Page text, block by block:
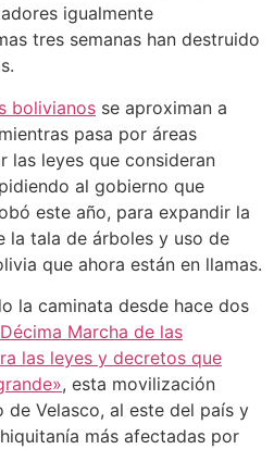
igualmente
tres semanas han destruido
bolivianos se aproximan a
pasa por áreas
las leyes que consideran
al gobierno que
este año, para expandir la
la tala de árboles y uso de
que ahora están en llamas.
la caminata desde hace dos
Marcha de las
las leyes y decretos que
, esta movilización
de Velasco, al este del país y
más afectadas por